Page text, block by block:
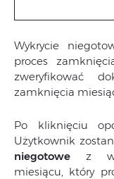
Wykrycie
proces
zweryfikować
zamknięcia
Po kliknięciu
Użytkownik
niegotowe z
miesiącu, który